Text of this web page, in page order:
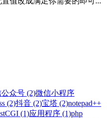
众号 (2)微信小程序
(2)抖音 (2)宝塔 (2)notepad++
(1)应用程序 (1)php